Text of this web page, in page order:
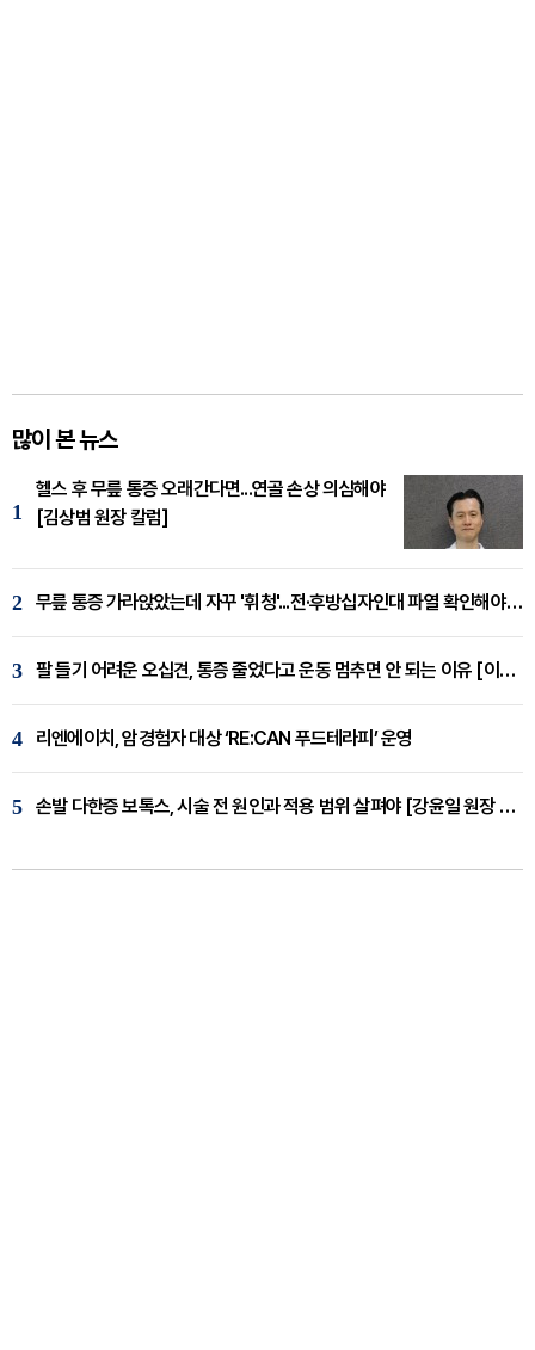
많이 본 뉴스
1
헬스 후 무릎 통증 오래간다면...연골 손상 의심해야
[김상범 원장 칼럼]
2 무릎 통증 가라앉았는데 자꾸 '휘청'...전·후방십자인대 파열 확인해야 [곽우경 원장 칼럼]
3 팔 들기 어려운 오십견, 통증 줄었다고 운동 멈추면 안 되는 이유 [이병욱 원장 칼럼]
4 리엔에이치, 암경험자 대상 ‘RE:CAN 푸드테라피’ 운영
5 손발 다한증 보톡스, 시술 전 원인과 적용 범위 살펴야 [강윤일 원장 칼럼]